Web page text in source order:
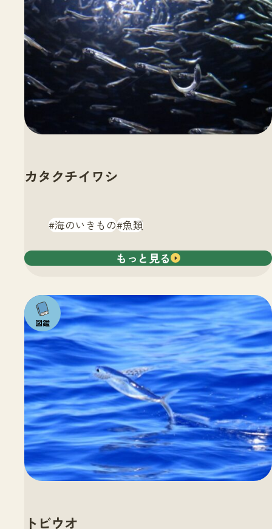
カタクチイワシ
海のいきもの 魚類
もっと見る
注目の
いきも
の
トビウオ